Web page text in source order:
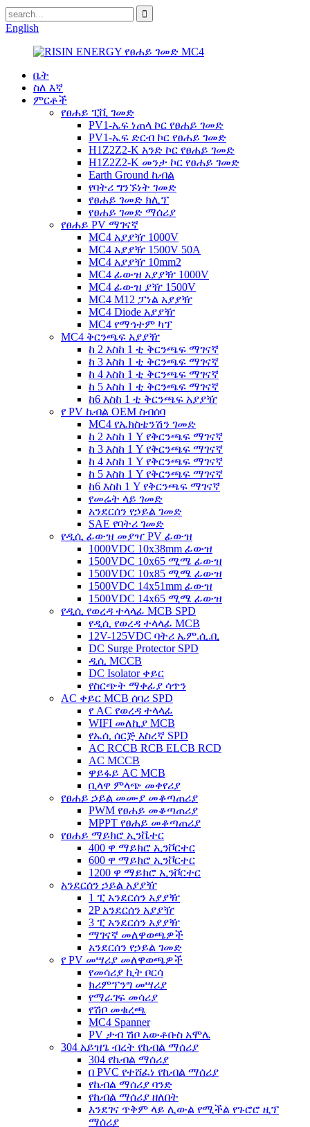
English
ቤት
ስለ እኛ
ምርቶች
የፀሐይ ፒቪ ገመድ
PV1-ኤፍ ነጠላ ኮር የፀሐይ ገመድ
PV1-ኤፍ ድርብ ኮር የፀሐይ ገመድ
H1Z2Z2-K አንድ ኮር የፀሐይ ገመድ
H1Z2Z2-K መንታ ኮር የፀሐይ ገመድ
Earth Ground ኬብል
የባትሪ ግንኙነት ገመድ
የፀሐይ ገመድ ክሊፕ
የፀሐይ ገመድ ማሰሪያ
የፀሐይ PV ማገናኛ
MC4 አያያዥ 1000V
MC4 አያያዥ 1500V 50A
MC4 አያያዥ 10mm2
MC4 ፊውዝ አያያዥ 1000V
MC4 ፊውዝ ያዥ 1500V
MC4 M12 ፓነል አያያዥ
MC4 Diode አያያዥ
MC4 የማኅተም ካፕ
MC4 ቅርንጫፍ አያያዥ
ከ 2 እስከ 1 ቲ ቅርንጫፍ ማገናኛ
ከ 3 እስከ 1 ቲ ቅርንጫፍ ማገናኛ
ከ 4 እስከ 1 ቲ ቅርንጫፍ ማገናኛ
ከ 5 እስከ 1 ቲ ቅርንጫፍ ማገናኛ
ከ6 እስከ 1 ቲ ቅርንጫፍ አያያዥ
የ PV ኬብል OEM ስብሰባ
MC4 የኤክስቴንሽን ገመድ
ከ 2 እስከ 1 Y የቅርንጫፍ ማገናኛ
ከ 3 እስከ 1 Y የቅርንጫፍ ማገናኛ
ከ 4 እስከ 1 Y የቅርንጫፍ ማገናኛ
ከ 5 እስከ 1 Y የቅርንጫፍ ማገናኛ
ከ6 እስከ 1 Y የቅርንጫፍ ማገናኛ
የመሬት ላይ ገመድ
አንደርሰን የኃይል ገመድ
SAE የባትሪ ገመድ
የዲሲ ፊውዝ መያዣ PV ፊውዝ
1000VDC 10x38mm ፊውዝ
1500VDC 10x65 ሚሜ ፊውዝ
1500VDC 10x85 ሚሜ ፊውዝ
1500VDC 14x51mm ፊውዝ
1500VDC 14x65 ሚሜ ፊውዝ
የዲሲ የወረዳ ተላላፊ MCB SPD
የዲሲ የወረዳ ተላላፊ MCB
12V-125VDC ባትሪ ኤም.ሲ.ቢ
DC Surge Protector SPD
ዲሲ MCCB
DC Isolator ቀይር
የስርጭት ማቀፊያ ሳጥን
AC ቀይር MCB ሰባሪ SPD
የ AC የወረዳ ተላላፊ
WIFI መለኪያ MCB
የኤሲ ሰርጅ እስረኛ SPD
AC RCCB RCB ELCB RCD
AC MCCB
ዋይፋይ AC MCB
ቢላዋ ምላጭ መቀየሪያ
የፀሐይ ኃይል መሙያ መቆጣጠሪያ
PWM የፀሐይ መቆጣጠሪያ
MPPT የፀሐይ መቆጣጠሪያ
የፀሐይ ማይክሮ ኢንቬተር
400 ዋ ማይክሮ ኢንቮርተር
600 ዋ ማይክሮ ኢንቮርተር
1200 ዋ ማይክሮ ኢንቮርተር
አንደርሰን ኃይል አያያዥ
1 ፒ አንደርሰን አያያዥ
2P አንደርሰን አያያዥ
3 ፒ አንደርሰን አያያዥ
ማገናኛ መለዋወጫዎች
አንደርሰን የኃይል ገመድ
የ PV መሣሪያ መለዋወጫዎች
የመሳሪያ ኪት ቦርሳ
ክሪምፕንግ መሣሪያ
የማራገፍ መሳሪያ
የሽቦ መቁረጫ
MC4 Spanner
PV ታብ ሽቦ አውቶቡስ አሞሌ
304 አይዝጌ ብረት የኬብል ማሰሪያ
304 የኬብል ማሰሪያ
በ PVC የተሸፈነ የኬብል ማሰሪያ
የኬብል ማሰሪያ ባንድ
የኬብል ማሰሪያ ዘለበት
እንደገና ጥቅም ላይ ሊውል የሚችል የጉሮሮ ዚፕ
ማሰሪያ